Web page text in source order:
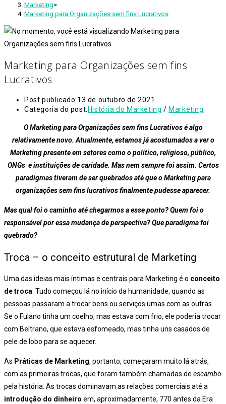
Marketing>
Marketing para Organizações sem fins Lucrativos
Marketing para Organizações sem fins
Lucrativos
Post publicado:13 de outubro de 2021
Categoria do post: História do Marketing / Marketing
O Marketing para Organizações sem fins Lucrativos é algo
relativamente novo. Atualmente, estamos já acostumados a ver o
Marketing presente em setores como o político, religioso, público,
ONGs e instituições de caridade. Mas nem sempre foi assim. Certos
paradigmas tiveram de ser quebrados até que o Marketing para
organizações sem fins lucrativos finalmente pudesse aparecer.
Mas qual foi o caminho até chegarmos a esse ponto? Quem foi o
responsável por essa mudança de perspectiva? Que paradigma foi
quebrado?
Troca – o conceito estrutural de Marketing
Uma das ideias mais íntimas e centrais para Marketing é o conceito
de troca. Tudo começou lá no início da humanidade, quando as
pessoas passaram a trocar bens ou serviços umas com as outras.
Se o Fulano tinha um coelho, mas estava com frio, ele poderia trocar
com Beltrano, que estava esfomeado, mas tinha uns casados de
pele de lobo para se aquecer.
As Práticas de Marketing, portanto, começaram muito lá atrás,
com as primeiras trocas, que foram também chamadas de escambo
pela história. As trocas dominavam as relações comerciais até a
introdução do dinheiro em, aproximadamente, 770 antes da Era